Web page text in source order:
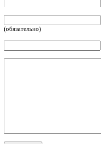
(обязательно)